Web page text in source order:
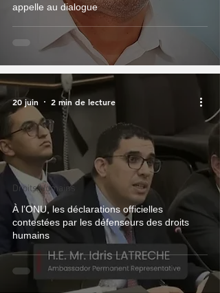
appelle au dialogue
À l’ONU, les déclarations officielles
contestées par les défenseurs des droits
humains
Droits Humains
20 juin 2 min de lecture